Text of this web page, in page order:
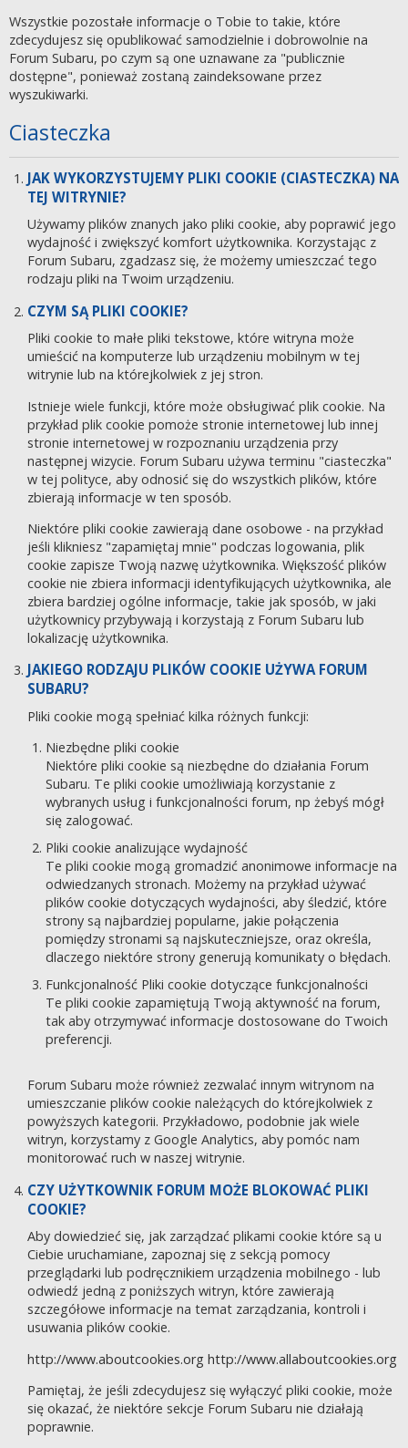
Wszystkie pozostałe informacje o Tobie to takie, które
zdecydujesz się opublikować samodzielnie i dobrowolnie na
Forum Subaru, po czym są one uznawane za "publicznie
dostępne", ponieważ zostaną zaindeksowane przez
wyszukiwarki.
Ciasteczka
JAK WYKORZYSTUJEMY PLIKI COOKIE (CIASTECZKA) NA
TEJ WITRYNIE?
Używamy plików znanych jako pliki cookie, aby poprawić jego
wydajność i zwiększyć komfort użytkownika. Korzystając z
Forum Subaru, zgadzasz się, że możemy umieszczać tego
rodzaju pliki na Twoim urządzeniu.
CZYM SĄ PLIKI COOKIE?
Pliki cookie to małe pliki tekstowe, które witryna może
umieścić na komputerze lub urządzeniu mobilnym w tej
witrynie lub na którejkolwiek z jej stron.
Istnieje wiele funkcji, które może obsługiwać plik cookie. Na
przykład plik cookie pomoże stronie internetowej lub innej
stronie internetowej w rozpoznaniu urządzenia przy
następnej wizycie. Forum Subaru używa terminu "ciasteczka"
w tej polityce, aby odnosić się do wszystkich plików, które
zbierają informacje w ten sposób.
Niektóre pliki cookie zawierają dane osobowe - na przykład
jeśli klikniesz "zapamiętaj mnie" podczas logowania, plik
cookie zapisze Twoją nazwę użytkownika. Większość plików
cookie nie zbiera informacji identyfikujących użytkownika, ale
zbiera bardziej ogólne informacje, takie jak sposób, w jaki
użytkownicy przybywają i korzystają z Forum Subaru lub
lokalizację użytkownika.
JAKIEGO RODZAJU PLIKÓW COOKIE UŻYWA FORUM
SUBARU?
Pliki cookie mogą spełniać kilka różnych funkcji:
Niezbędne pliki cookie
Niektóre pliki cookie są niezbędne do działania Forum
Subaru. Te pliki cookie umożliwiają korzystanie z
wybranych usług i funkcjonalności forum, np żebyś mógł
się zalogować.
Pliki cookie analizujące wydajność
Te pliki cookie mogą gromadzić anonimowe informacje na
odwiedzanych stronach. Możemy na przykład używać
plików cookie dotyczących wydajności, aby śledzić, które
strony są najbardziej popularne, jakie połączenia
pomiędzy stronami są najskuteczniejsze, oraz określa,
dlaczego niektóre strony generują komunikaty o błędach.
Funkcjonalność Pliki cookie dotyczące funkcjonalności
Te pliki cookie zapamiętują Twoją aktywność na forum,
tak aby otrzymywać informacje dostosowane do Twoich
preferencji.
Forum Subaru może również zezwalać innym witrynom na
umieszczanie plików cookie należących do którejkolwiek z
powyższych kategorii. Przykładowo, podobnie jak wiele
witryn, korzystamy z Google Analytics, aby pomóc nam
monitorować ruch w naszej witrynie.
CZY UŻYTKOWNIK FORUM MOŻE BLOKOWAĆ PLIKI
COOKIE?
Aby dowiedzieć się, jak zarządzać plikami cookie które są u
Ciebie uruchamiane, zapoznaj się z sekcją pomocy
przeglądarki lub podręcznikiem urządzenia mobilnego - lub
odwiedź jedną z poniższych witryn, które zawierają
szczegółowe informacje na temat zarządzania, kontroli i
usuwania plików cookie.
http://www.aboutcookies.org http://www.allaboutcookies.org
Pamiętaj, że jeśli zdecydujesz się wyłączyć pliki cookie, może
się okazać, że niektóre sekcje Forum Subaru nie działają
poprawnie.